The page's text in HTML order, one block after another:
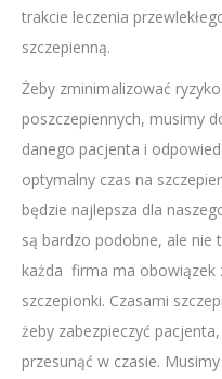
trakcie leczenia
szczepienną.
Żeby zminimalizować
poszczepiennych, musimy
danego pacjenta i
optymalny czas na
będzie najlepsza dla
są bardzo podobne, ale nie
każda firma ma obowiązek
szczepionki. Czasami
żeby zabezpieczyć
przesunąć w czasie.